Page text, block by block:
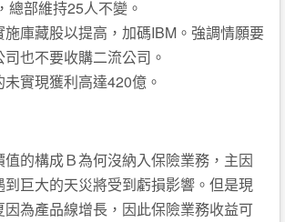
總部維持25人不變。
施庫藏股以提高，加碼IBM。強調情願要
也不要收購二流公司。
實現獲利高達420億。
值的構成Ｂ為何沒納入保險業務，主因
到巨大的天災將受到虧損影響。但是現
因為產品線增長，因此保險業務收益可